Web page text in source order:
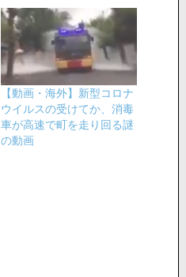
【動画・海外】新型コロナ
ウイルスの受けてか、消毒
車が高速で町を走り回る謎
の動画